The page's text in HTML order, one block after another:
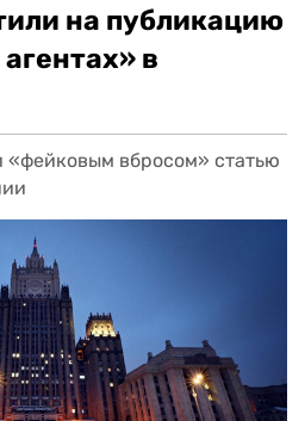
на публикацию
в
вбросом» статью